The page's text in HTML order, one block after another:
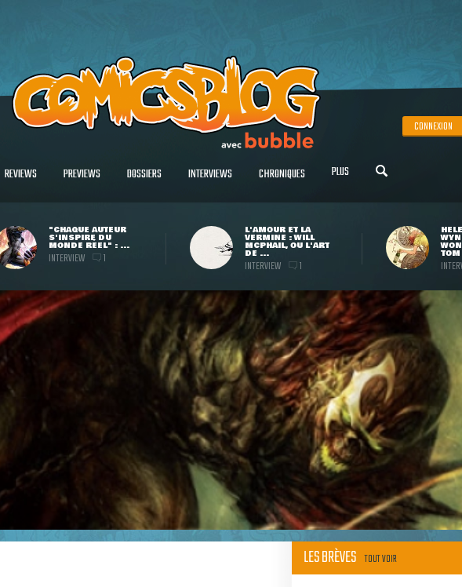
CONNEXION
REVIEWS PREVIEWS DOSSIERS INTERVIEWS CHRONIQUES PLUS
"CHAQUE AUTEUR
S'INSPIRE DU
MONDE RÉEL" : ...
INTERVIEW 1
L'AMOUR ET LA
VERMINE : WILL
MCPHAIL, OU L'ART
DE ...
INTERVIEW 1
LES BRÈVES TOUT VOIR